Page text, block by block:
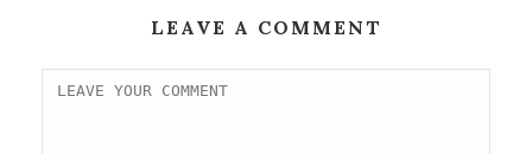
LEAVE A COMMENT